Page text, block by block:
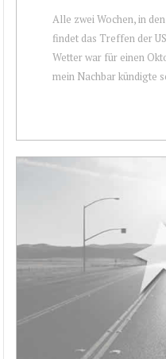
Alle zwei Wochen, in
findet das Treffen der
Wetter war für einen
mein Nachbar kündigte